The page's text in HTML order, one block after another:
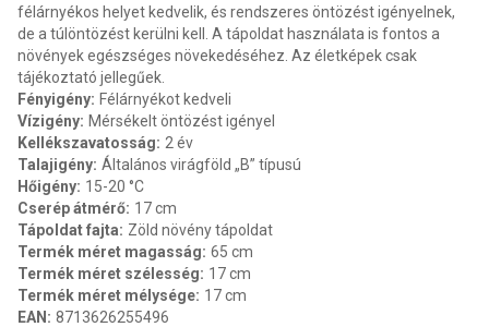
félárnyékos helyet kedvelik, és rendszeres öntözést igényelnek,
de a túlöntözést kerülni kell. A tápoldat használata is fontos a
növények egészséges növekedéséhez. Az életképek csak
tájékoztató jellegűek.
Fényigény: Félárnyékot kedveli
Vízigény: Mérsékelt öntözést igényel
Kellékszavatosság: 2 év
Talajigény: Általános virágföld „B” típusú
Hőigény: 15-20 °C
Cserép átmérő: 17 cm
Tápoldat fajta: Zöld növény tápoldat
Termék méret magasság: 65 cm
Termék méret szélesség: 17 cm
Termék méret mélysége: 17 cm
EAN : 8713626255496